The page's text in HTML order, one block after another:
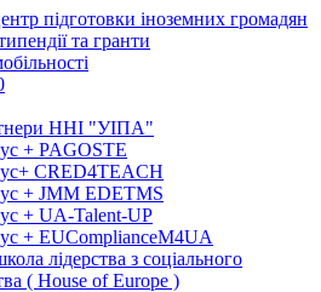
підготовки іноземних громадян
та гранти
ННІ "УІПА"
+ PAGOSTE
CRED4TEACH
+ JMM EDETMS
+ UA-Talent-UP
+ EUComplianceM4UA
лідерства з соціального
( House of Europe )